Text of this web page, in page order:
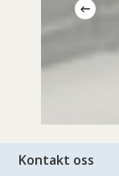
Kontakt oss